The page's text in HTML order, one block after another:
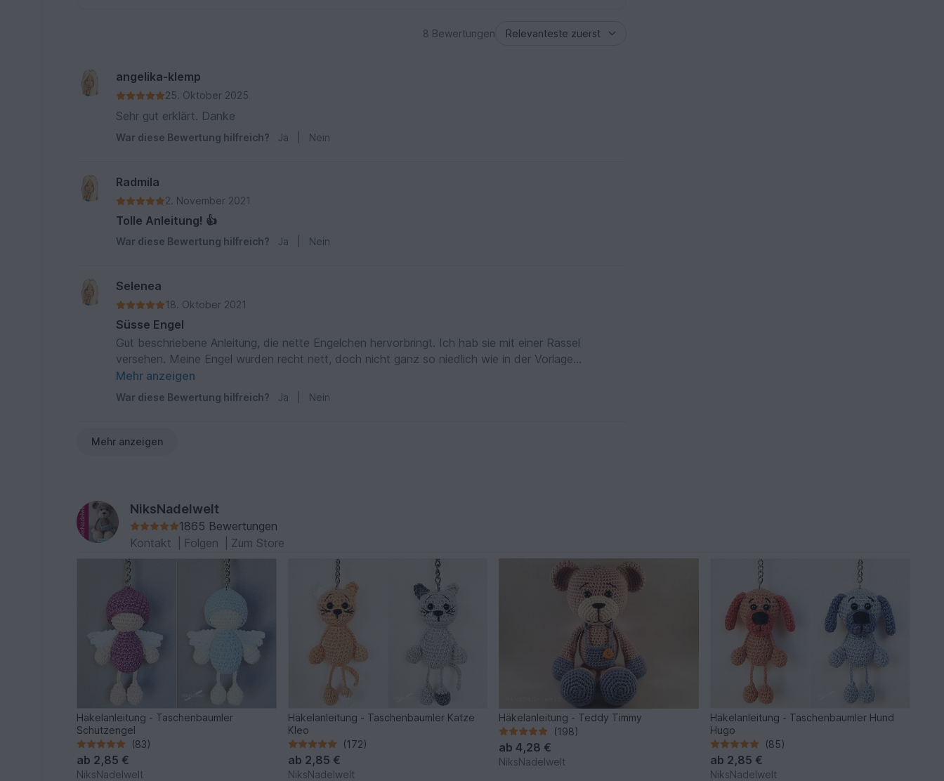
8 Bewertungen
angelika-klemp
25. Oktober 2025
Sehr gut erklärt. Danke
War diese Bewertung hilfreich? Ja Nein
Radmila
2. November 2021
Tolle Anleitung! 👍
War diese Bewertung hilfreich? Ja Nein
Selenea
18. Oktober 2021
Süsse Engel
Gut beschriebene Anleitung, die nette Engelchen hervorbringt. Ich hab sie mit einer Rassel
versehen. Meine Engel wurden recht nett, doch nicht ganz so niedlich wie in der Vorlage
abgebildet. Dennoch 5 Sterne dafür und den Willen sie das nächste mal noch besser
hinzubekommen.
Mehr anzeigen
War diese Bewertung hilfreich? Ja Nein
Mehr anzeigen
NiksNadelwelt
1865 Bewertungen
Kontakt
Folgen Zum Store
Häkelanleitung - Taschenbaumler
Schutzengel
(83)
ab 2,85 €
NiksNadelwelt
Häkelanleitung - Taschenbaumler Katze
Kleo
(172)
ab 2,85 €
NiksNadelwelt
Häkelanleitung - Teddy Timmy
(198)
ab4,28 €
NiksNadelwelt
Häkelanleitung - Taschenbaumler Hund
Hugo
(85)
ab 2,85 €
NiksNadelwelt